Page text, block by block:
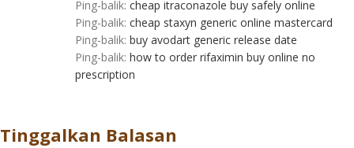
Ping-balik: cheap itraconazole buy safely online
Ping-balik: cheap staxyn generic online mastercard
Ping-balik: buy avodart generic release date
Ping-balik: how to order rifaximin buy online no
prescription
Tinggalkan Balasan